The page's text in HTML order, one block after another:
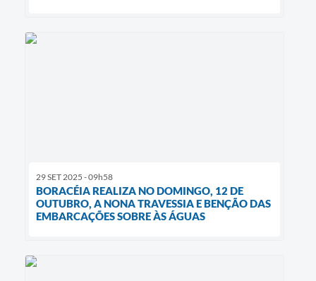
29 SET 2025 - 09h58
BORACÉIA REALIZA NO DOMINGO, 12 DE
OUTUBRO, A NONA TRAVESSIA E BENÇÃO DAS
EMBARCAÇÕES SOBRE ÀS ÁGUAS